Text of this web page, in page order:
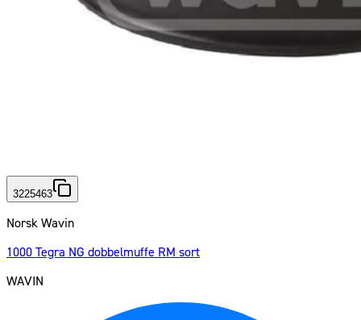
3225463
Norsk Wavin
1000 Tegra NG dobbelmuffe RM sort
WAVIN